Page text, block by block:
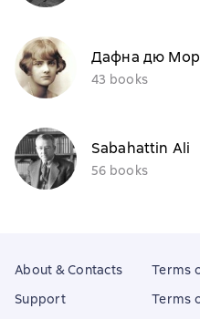
Дафна дю
43 books
Sabahattin Ali
56 books
About & Contacts
Support
Terms
Terms